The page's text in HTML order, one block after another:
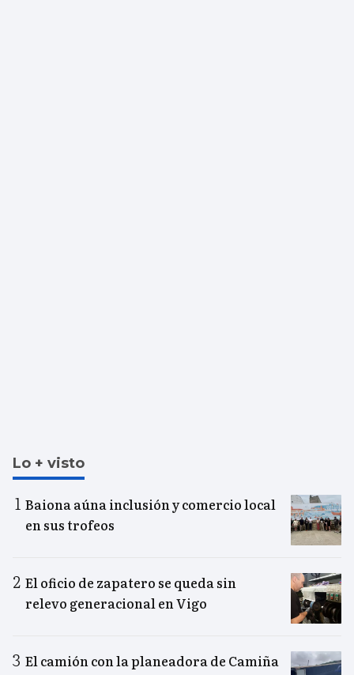
Lo + visto
Baiona aúna inclusión y comercio local
en sus trofeos
El oficio de zapatero se queda sin
relevo generacional en Vigo
El camión con la planeadora de Camiña